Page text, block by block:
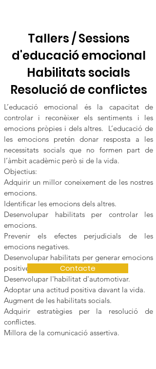
Contacte
Tallers / Sessions
d'educació emocional
Habilitats socials
Resolució de conflictes
L’educació emocional és la capacitat de
controlar i reconèixer els sentiments i les
emocions pròpies i dels altres. L’educació de
les emocions pretén donar resposta a les
necessitats socials que no formen part de
l’àmbit acadèmic però si de la vida.
Objectius:
Adquirir un millor coneixement de les nostres
emocions.
Identificar les emocions dels altres.
Desenvolupar habilitats per controlar les
emocions.
Prevenir els efectes perjudicials de les
emocions negatives.
Desenvolupar habilitats per generar emocions
positives.
Desenvolupar l'habilitat d'automotivar.
Adoptar una actitud positiva davant la vida.
Augment de les habilitats socials.
Adquirir estratègies per la resolució de
conflictes.
Millora de la comunicació assertiva.